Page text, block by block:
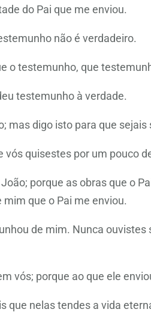
do Pai que me enviou.
não é verdadeiro.
o testemunho, que
testemunho à verdade.
mas digo isto para que sejais
quisestes por um pouco
porque as obras que o
que o Pai me enviou.
de mim. Nunca ouvistes
vós; porque ao que ele
que nelas tendes a vida